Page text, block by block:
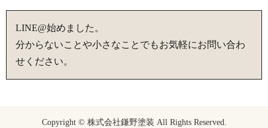
LINE@始めました。
分からないことや小さなことでもお気軽にお問い合わ
せください。
Copyright © 株式会社鎌野塗装 All Rights Reserved.